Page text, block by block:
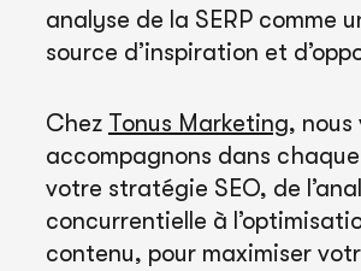
analyse de la SERP comme
source d’inspiration et
Chez Tonus Marketing, nous
accompagnons dans
votre stratégie SEO, de
concurrentielle à
contenu, pour maximiser